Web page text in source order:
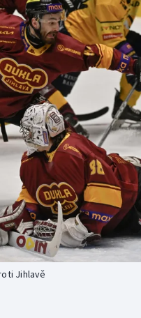
Plavání
Jihlavě